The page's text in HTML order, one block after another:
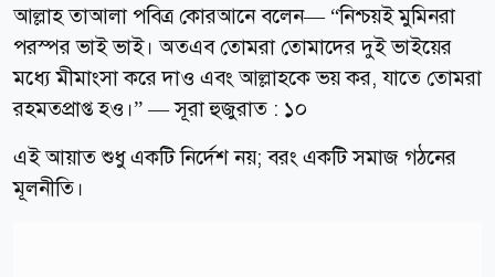
আল্লাহ তাআলা পবিত্র কোরআনে বলেন— “নিশ্চয়ই মুমিনরা
পরস্পর ভাই ভাই। অতএব তোমরা তোমাদের দুই ভাইয়ের
মধ্যে মীমাংসা করে দাও এবং আল্লাহকে ভয় কর, যাতে তোমরা
রহমতপ্রাপ্ত হও।” — সূরা হুজুরাত : ১০
এই আয়াত শুধু একটি নির্দেশ নয়; বরং একটি সমাজ গঠনের
মূলনীতি।